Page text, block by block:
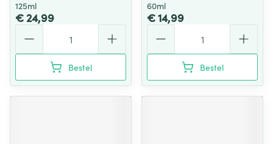
125ml
€ 24,99
Bestel
60ml
€ 14,99
Bestel